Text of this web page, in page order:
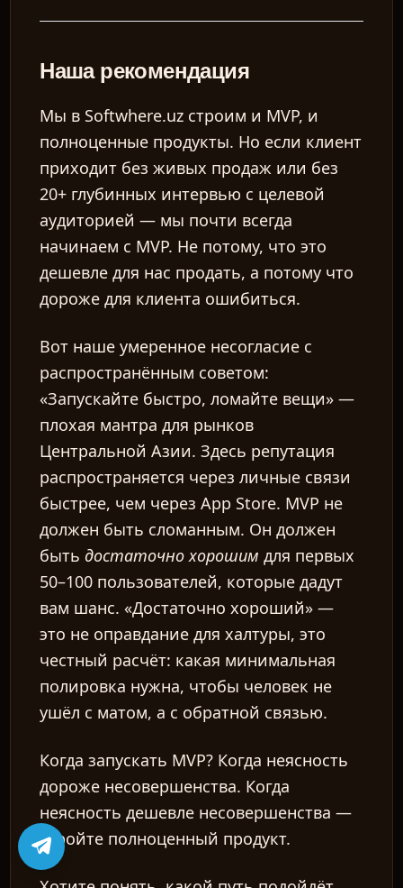
Наша рекомендация
Мы в Softwhere.uz строим и MVP, и
полноценные продукты. Но если клиент
приходит без живых продаж или без
20+ глубинных интервью с целевой
аудиторией — мы почти всегда
начинаем с MVP. Не потому, что это
дешевле для нас продать, а потому что
дороже для клиента ошибиться.
Вот наше умеренное несогласие с
распространённым советом:
«Запускайте быстро, ломайте вещи» —
плохая мантра для рынков
Центральной Азии. Здесь репутация
распространяется через личные связи
быстрее, чем через App Store. MVP не
должен быть сломанным. Он должен
быть достаточно хорошим для первых
50–100 пользователей, которые дадут
вам шанс. «Достаточно хороший» —
это не оправдание для халтуры, это
честный расчёт: какая минимальная
полировка нужна, чтобы человек не
ушёл с матом, а с обратной связью.
Когда запускать MVP? Когда неясность
дороже несовершенства. Когда
неясность дешевле несовершенства —
стройте полноценный продукт.